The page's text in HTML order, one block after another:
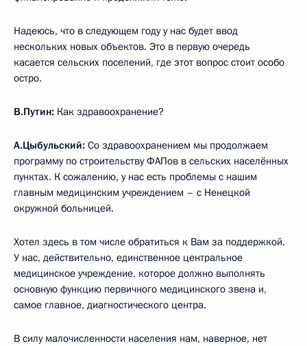
Надеюсь, что в следующем году у нас будет ввод
нескольких новых объектов. Это в первую очередь
касается сельских поселений, где этот вопрос стоит особо
остро.
В.Путин: Как здравоохранение?
А.Цыбульский: Со здравоохранением мы продолжаем
программу по строительству ФАПов в сельских населённых
пунктах. К сожалению, у нас есть проблемы с нашим
главным медицинским учреждением – с Ненецкой
окружной больницей.
Хотел здесь в том числе обратиться к Вам за поддержкой.
У нас, действительно, единственное центральное
медицинское учреждение, которое должно выполнять
основную функцию первичного медицинского звена и,
самое главное, диагностического центра.
В силу малочисленности населения нам, наверное, нет